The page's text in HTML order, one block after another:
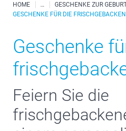
HOME
GESCHENKE ZUR
GESCHENKE FÜR DIE
Geschenke
Feiern Sie die